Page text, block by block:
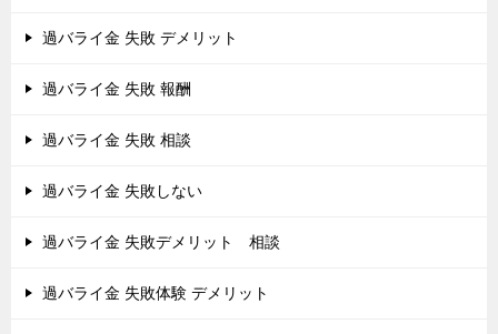
過バライ金 失敗 デメリット
過バライ金 失敗 報酬
過バライ金 失敗 相談
過バライ金 失敗しない
過バライ金 失敗デメリット 相談
過バライ金 失敗体験 デメリット